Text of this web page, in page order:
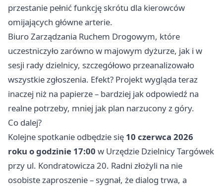
przestanie pełnić funkcję skrótu dla kierowców
omijających główne arterie.
Biuro Zarządzania Ruchem Drogowym, które
uczestniczyło zarówno w majowym dyżurze, jak i w
sesji rady dzielnicy, szczegółowo przeanalizowało
wszystkie zgłoszenia. Efekt? Projekt wygląda teraz
inaczej niż na papierze – bardziej jak odpowiedź na
realne potrzeby, mniej jak plan narzucony z góry.
Co dalej?
Kolejne spotkanie odbędzie się 10 czerwca 2026
roku o godzinie 17:00 w Urzędzie Dzielnicy Targówek
przy ul. Kondratowicza 20. Radni złożyli na nie
osobiste zaproszenie – sygnał, że dialog trwa, a